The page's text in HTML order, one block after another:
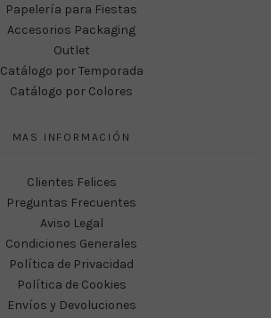
Papelería para Fiestas
Accesorios Packaging
Outlet
Catálogo por Temporada
Catálogo por Colores
MAS INFORMACIÓN
Clientes Felices
Preguntas Frecuentes
Aviso Legal
Condiciones Generales
Política de Privacidad
Política de Cookies
Envíos y Devoluciones